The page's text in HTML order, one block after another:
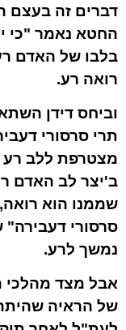
דברים זה בעצם
החטא נאמר "כי
בלבו של האדם
רואה רע.
וביחס דידן
תרי סרסורי
מצטרפת ללב רע
ב'יצר לב האדם
שממנו הוא רואה,
סרסורי דעבירה"
נמשך לרע.
אבל מצד מהלכי
של הראיה